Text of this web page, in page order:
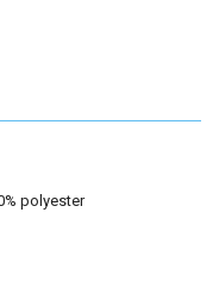
polyester